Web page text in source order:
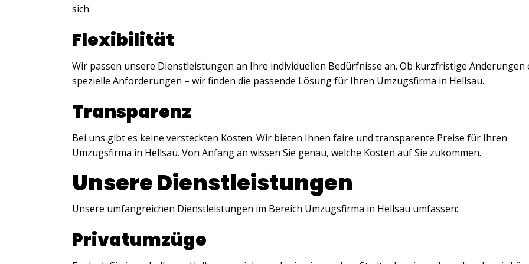
sich.
Flexibilität
Wir passen unsere Dienstleistungen an Ihre individuellen Bedürfnisse an. Ob kurzfristige Änderungen
spezielle Anforderungen – wir finden die passende Lösung für Ihren Umzugsfirma in Hellsau.
Transparenz
Bei uns gibt es keine versteckten Kosten. Wir bieten Ihnen faire und transparente Preise für Ihren
Umzugsfirma in Hellsau. Von Anfang an wissen Sie genau, welche Kosten auf Sie zukommen.
Unsere Dienstleistungen
Unsere umfangreichen Dienstleistungen im Bereich Umzugsfirma in Hellsau umfassen:
Privatumzüge